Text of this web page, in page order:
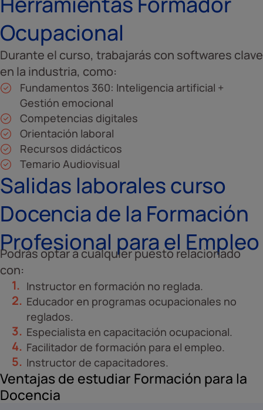
Ocupacional
Durante el curso, trabajarás con softwares clave
en la industria, como:
Fundamentos 360: Inteligencia artificial +
Gestión emocional
Competencias digitales
Orientación laboral
Recursos didácticos
Temario Audiovisual
Salidas laborales curso
Docencia de la Formación
Profesional para el Empleo
Podrás optar a cualquier puesto relacionado
con:
Instructor en formación no reglada.
Educador en programas ocupacionales no
reglados.
Especialista en capacitación ocupacional.
Facilitador de formación para el empleo.
Instructor de capacitadores.
Ventajas de estudiar Formación para la
Docencia